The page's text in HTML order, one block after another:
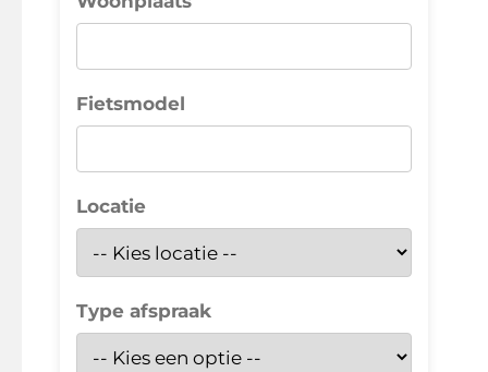
Fietsmodel
Locatie
Type afspraak